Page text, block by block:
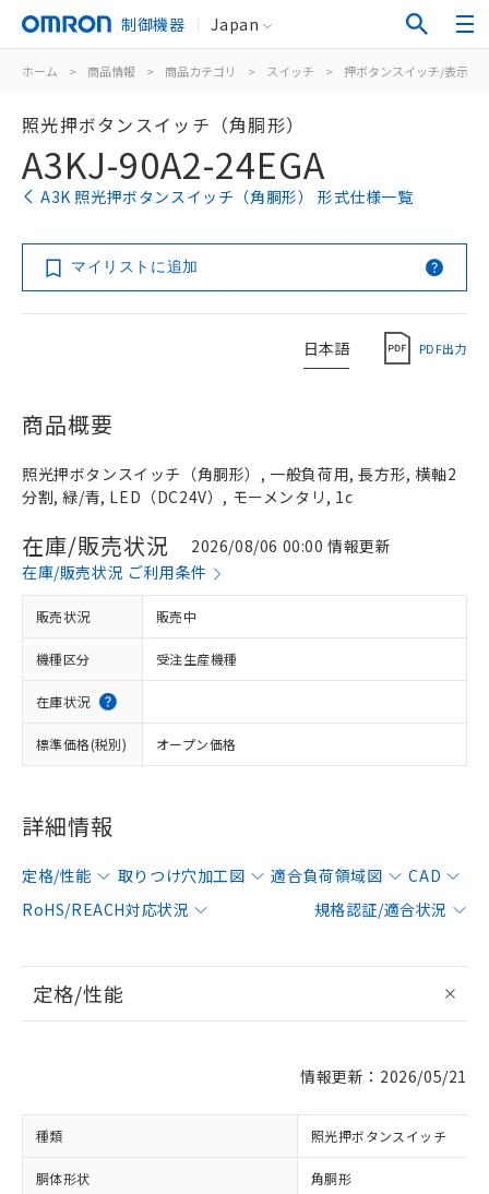
制御機器 Japan
ホーム > 商品情報 > 商品カテゴリ > スイッチ > 押ボタンスイッチ/表示灯
照光押ボタンスイッチ（角胴形）
A3KJ-90A2-24EGA
A3K 照光押ボタンスイッチ（角胴形） 形式仕様一覧
マイリストに追加
日本語 PDF出力
商品概要
照光押ボタンスイッチ（角胴形）, 一般負荷用, 長方形, 横軸2
分割, 緑/青, LED（DC24V）, モーメンタリ, 1c
在庫/販売状況
2026/08/06 00:00 情報更新
在庫/販売状況 ご利用条件
販売状況 販売中
機種区分 受注生産機種
在庫状況
標準価格(税別) オープン価格
詳細情報
定格/性能 取りつけ穴加工図 適合負荷領域図
CAD
RoHS/REACH対応状況
規格認証/適合状況
定格/性能
情報更新：2026/05/21
種類 照光押ボタンスイッチ
胴体形状 角胴形